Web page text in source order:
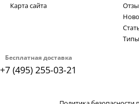
Бесплатная доставка
+7 (495) 255-03-21
Карта сайта